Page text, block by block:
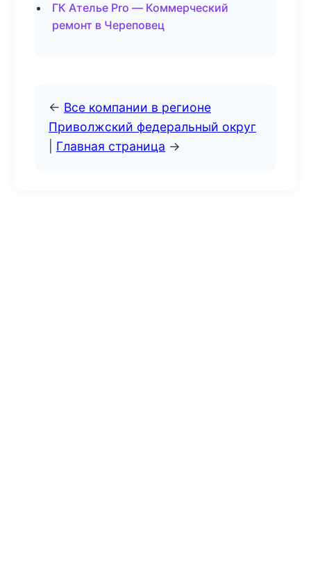
ГК Ателье Pro — Коммерческий
ремонт в Череповец
← Все компании в регионе
Приволжский федеральный округ
Главная страница →